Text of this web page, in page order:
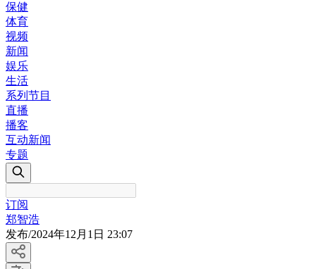
保健
体育
视频
新闻
娱乐
生活
系列节目
直播
播客
互动新闻
专题
订阅
郑智浩
发布/2024年12月1日 23:07